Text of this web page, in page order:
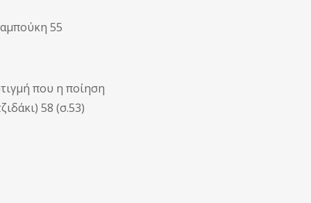
55
που η ποίηση
58 (σ.53)